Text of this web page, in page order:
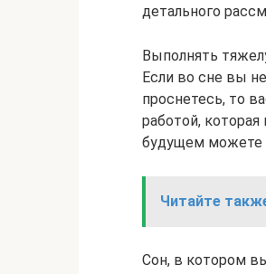
детального
Выполнять
Если во сне вы
проснетесь, то
работой,
будущем можете
Читайте
Сон, в котором